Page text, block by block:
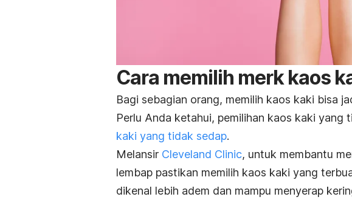
Cara memilih merk kaos
Bagi sebagian orang, memilih kaos kaki bisa
Perlu Anda ketahui, pemilihan kaos kaki yang
kaki yang tidak sedap.
Melansir Cleveland Clinic, untuk membantu
lembap pastikan memilih kaos kaki yang
dikenal lebih adem dan mampu menyerap